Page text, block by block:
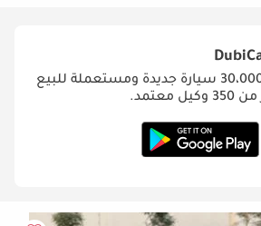
استكشف أكثر من 30،000 سيارة جديدة ومستعملة للبيع